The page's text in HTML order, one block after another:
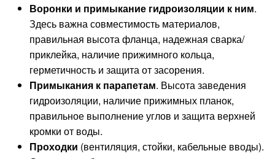
Воронки и примыкание гидроизоляции к ним.
Здесь важна совместимость материалов,
правильная высота фланца, надежная сварка/
приклейка, наличие прижимного кольца,
герметичность и защита от засорения.
Примыкания к парапетам. Высота заведения
гидроизоляции, наличие прижимных планок,
правильное выполнение углов и защита верхней
кромки от воды.
Проходки (вентиляция, стойки, кабельные вводы).